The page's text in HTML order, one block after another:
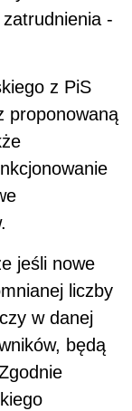
-
z PiS
proponowaną
jeśli nowe
liczby
w danej
będą